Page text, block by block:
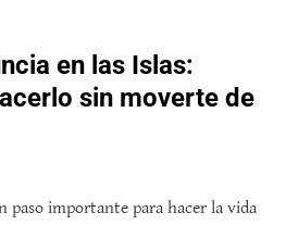
en las Islas:
sin moverte de
paso importante para hacer la vida